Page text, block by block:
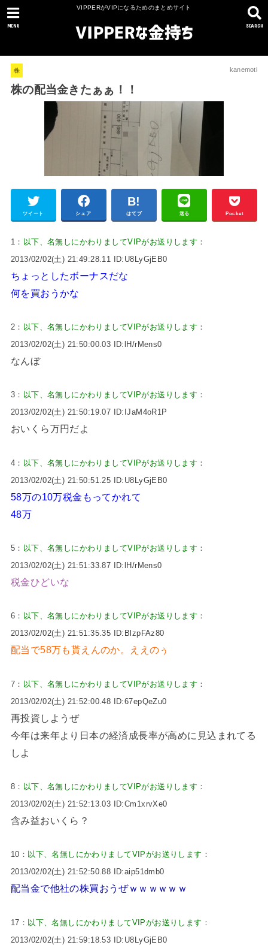
VIPPERがVIPになるためのまとめサイト
SEARCH
MENU
株 kanemoti
株の配当金きたぁぁ！！
ツイート シェア はてブ 送る Pocket
1： 以下、名無しにかわりましてVIPがお送りします ：
2013/02/02(土) 21:49:28.11 ID:U8LyGjEB0
ちょっとしたボーナスだな
何を買おうかな
2： 以下、名無しにかわりましてVIPがお送りします ：
2013/02/02(土) 21:50:00.03 ID:lH/rMens0
なんぼ
3： 以下、名無しにかわりましてVIPがお送りします ：
2013/02/02(土) 21:50:19.07 ID:IJaM4oR1P
おいくら万円だよ
4： 以下、名無しにかわりましてVIPがお送りします ：
2013/02/02(土) 21:50:51.25 ID:U8LyGjEB0
58万の10万税金もってかれて
48万
5： 以下、名無しにかわりましてVIPがお送りします ：
2013/02/02(土) 21:51:33.87 ID:lH/rMens0
税金ひどいな
6： 以下、名無しにかわりましてVIPがお送りします ：
2013/02/02(土) 21:51:35.35 ID:BlzpFAz80
配当で58万も貰えんのか。ええのぅ
7： 以下、名無しにかわりましてVIPがお送りします ：
2013/02/02(土) 21:52:00.48 ID:67epQeZu0
再投資しようぜ
今年は来年より日本の経済成長率が高めに見込まれてる
しよ
8： 以下、名無しにかわりましてVIPがお送りします ：
2013/02/02(土) 21:52:13.03 ID:Cm1xrvXe0
含み益おいくら？
10： 以下、名無しにかわりましてVIPがお送りします ：
2013/02/02(土) 21:52:50.88 ID:aip51dmb0
配当金で他社の株買おうぜｗｗｗｗｗｗ
17： 以下、名無しにかわりましてVIPがお送りします ：
2013/02/02(土) 21:59:18.53 ID:U8LyGjEB0